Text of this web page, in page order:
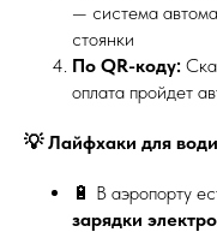
— система
стоянки
По QR-коду:
оплата пройдет
💡 Лайфхаки для
🔋 В аэропорту
зарядки